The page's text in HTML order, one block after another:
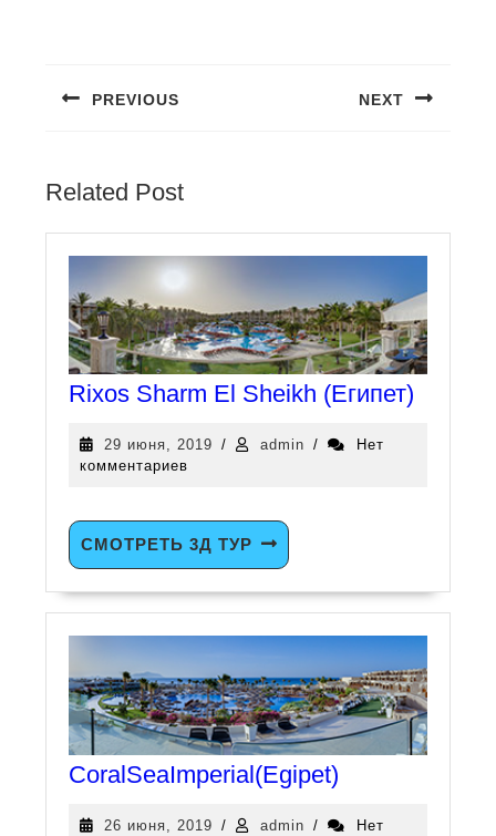
PREVIOUS NEXT
Related Post
Rixos Sharm El Sheikh (Египет)
29 июня, 2019 / admin /
Нет
комментариев
СМОТРЕТЬ 3Д ТУР
CoralSeaImperial(Egipet)
26 июня, 2019 / admin /
Нет